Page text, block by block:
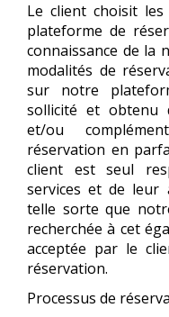
Le client choisit
plateforme de
connaissance de la
modalités de
sur notre
sollicité et obtenu
et/ou
réservation en
client est seul
services et de leur
telle sorte que
recherchée à cet
acceptée par le
réservation.
Processus de